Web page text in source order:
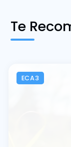
Te
ECA3